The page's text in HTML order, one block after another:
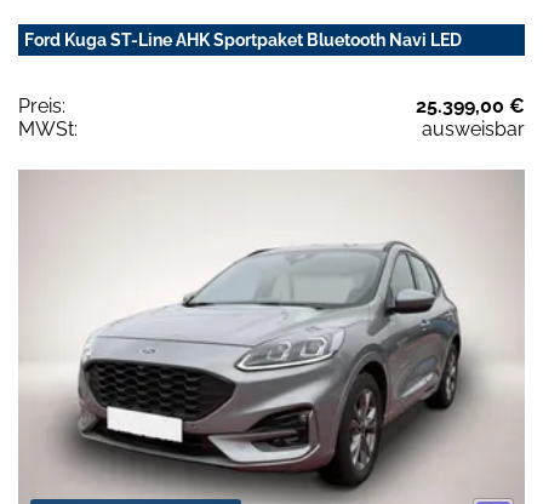
Ford Kuga ST-Line AHK Sportpaket Bluetooth Navi LED
Preis:
25.399,00 €
MWSt:
ausweisbar